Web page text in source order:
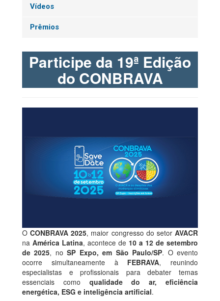
Vídeos
Prêmios
Participe da 19ª Edição
do CONBRAVA
OCONBRAVA 2025, maior congresso do setorAVACR
na América Latina, acontece de 10 a 12 de setembro
de 2025, noSP Expo, em São Paulo/SP. O evento
ocorre simultaneamente à FEBRAVA, reunindo
especialistas e profissionais para debater temas
essenciais como qualidade do ar, eficiência
energética, ESG e inteligência artificial.